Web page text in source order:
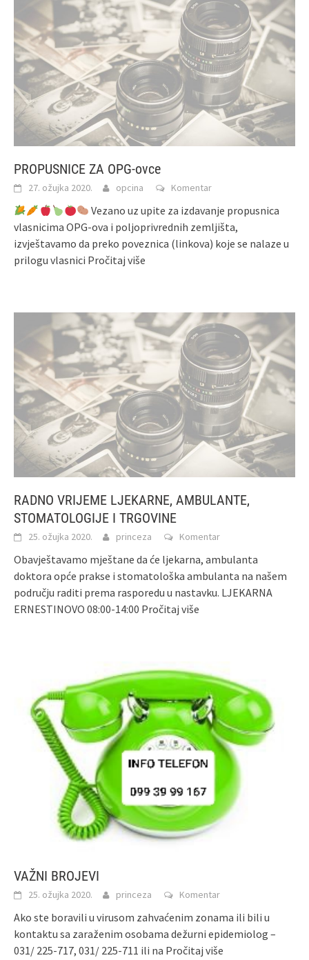
PROPUSNICE ZA OPG-ovce
27. ožujka 2020. opcina Komentar
Vezano uz upite za izdavanje propusnica
vlasnicima OPG-ova i poljoprivrednih zemljišta,
izvještavamo da preko poveznica (linkova) koje se nalaze u
prilogu vlasnici Pročitaj više
RADNO VRIJEME LJEKARNE, AMBULANTE,
STOMATOLOGIJE I TRGOVINE
25. ožujka 2020. princeza Komentar
Obavještavamo mještane da će ljekarna, ambulanta
doktora opće prakse i stomatološka ambulanta na našem
području raditi prema rasporedu u nastavku. LJEKARNA
ERNESTINOVO 08:00-14:00 Pročitaj više
VAŽNI BROJEVI
25. ožujka 2020. princeza Komentar
Ako ste boravili u virusom zahvaćenim zonama ili bili u
kontaktu sa zaraženim osobama dežurni epidemiolog –
031/ 225-717, 031/ 225-711 ili na Pročitaj više